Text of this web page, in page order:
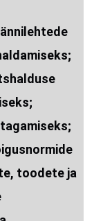
toodete ja